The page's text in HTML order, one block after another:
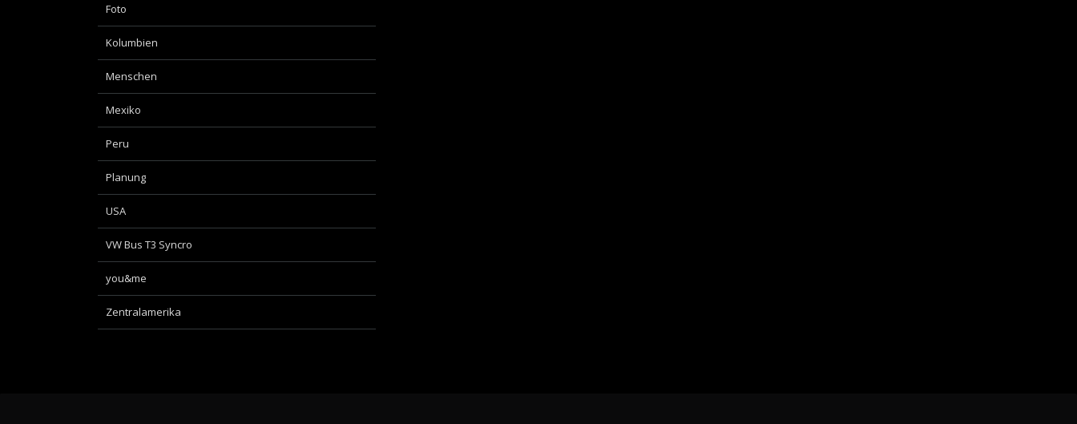
Foto
Kolumbien
Menschen
Mexiko
Peru
Planung
USA
VW Bus T3 Syncro
you&me
Zentralamerika